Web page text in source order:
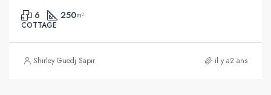
6 250m²
COTTAGE
Shirley Guedj Sapir il y a2 ans